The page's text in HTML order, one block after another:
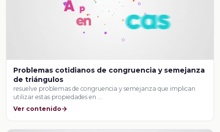
Problemas cotidianos de congruencia y semejanza
de triángulos
resuelve problemas de congruencia y semejanza que implican
utilizar estas propiedades en …
Ver contenido